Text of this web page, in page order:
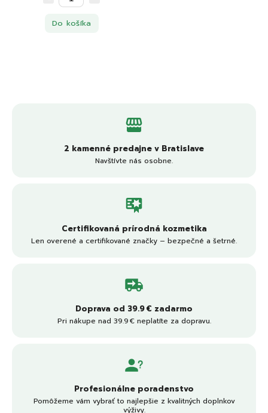
Do košíka
2 kamenné predajne v Bratislave
Navštívte nás osobne.
Certifikovaná prírodná kozmetika
Len overené a certifikované značky – bezpečné a šetrné.
Doprava od 39.9 € zadarmo
Pri nákupe nad 39.9 € neplatíte za dopravu.
Profesionálne poradenstvo
Pomôžeme vám vybrať to najlepšie z kvalitných doplnkov
výživy.